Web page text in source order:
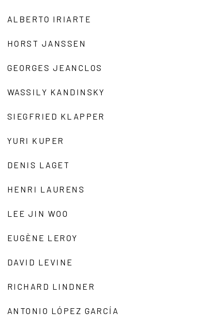
ALBERTO IRIARTE
HORST JANSSEN
GEORGES JEANCLOS
WASSILY KANDINSKY
SIEGFRIED KLAPPER
YURI KUPER
DENIS LAGET
HENRI LAURENS
LEE JIN WOO
EUGÈNE LEROY
DAVID LEVINE
RICHARD LINDNER
ANTONIO LÓPEZ GARCÍA